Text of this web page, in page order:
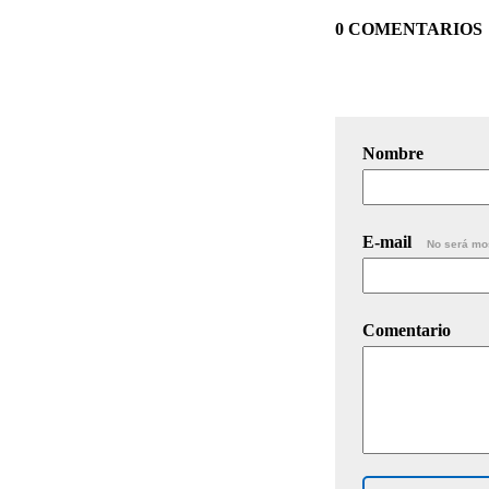
0 COMENTARIOS
Nombre
E-mail No será
Comentario